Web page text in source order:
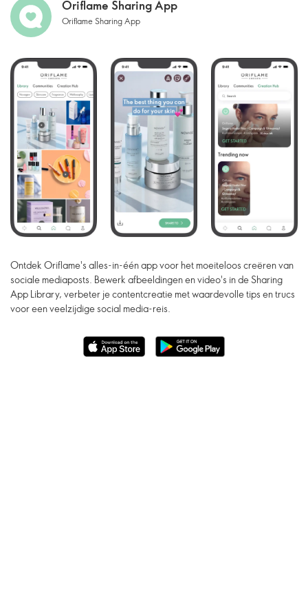
Oriflame Sharing App
Oriflame Sharing App
Ontdek Oriflame's alles-in-één app voor het moeiteloos creëren van
sociale mediaposts. Bewerk afbeeldingen en video's in de Sharing
App Library, verbeter je contentcreatie met waardevolle tips en trucs
voor een veelzijdige social media-reis.